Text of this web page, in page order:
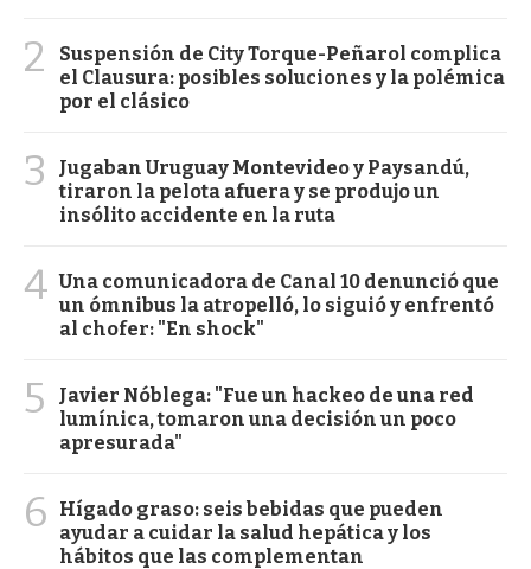
2
Suspensión de City Torque-Peñarol complica
el Clausura: posibles soluciones y la polémica
por el clásico
3
Jugaban Uruguay Montevideo y Paysandú,
tiraron la pelota afuera y se produjo un
insólito accidente en la ruta
4 Una comunicadora de Canal 10 denunció que
un ómnibus la atropelló, lo siguió y enfrentó
al chofer: "En shock"
5
Javier Nóblega: "Fue un hackeo de una red
lumínica, tomaron una decisión un poco
apresurada"
6
Hígado graso: seis bebidas que pueden
ayudar a cuidar la salud hepática y los
hábitos que las complementan